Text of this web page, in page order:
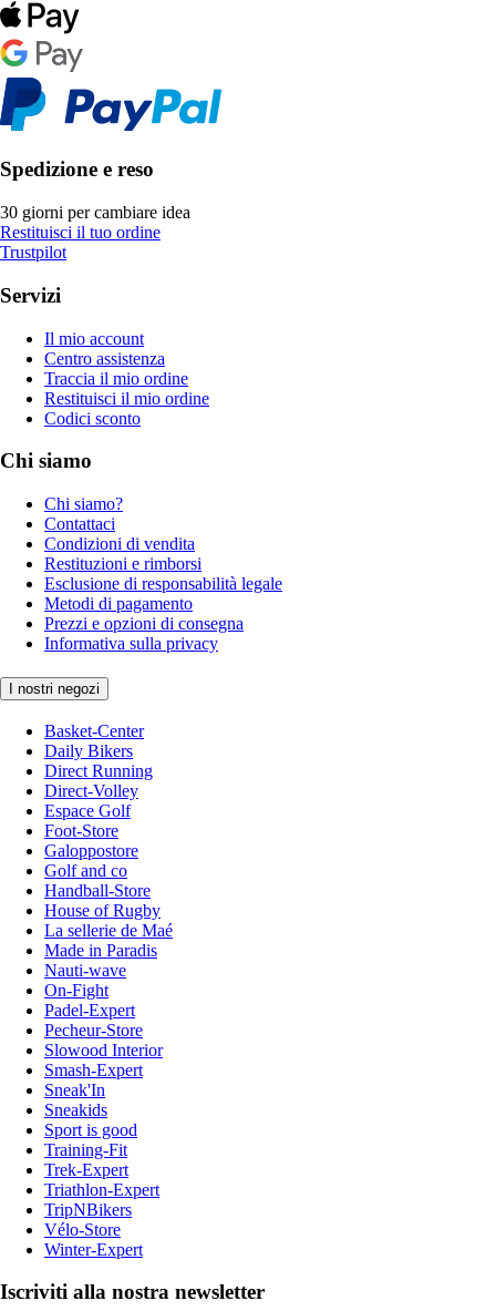
Spedizione e reso
30 giorni per cambiare idea
Restituisci il tuo ordine
Trustpilot
Servizi
Il mio account
Centro assistenza
Traccia il mio ordine
Restituisci il mio ordine
Codici sconto
Chi siamo
Chi siamo?
Contattaci
Condizioni di vendita
Restituzioni e rimborsi
Esclusione di responsabilità legale
Metodi di pagamento
Prezzi e opzioni di consegna
Informativa sulla privacy
I nostri negozi
Basket-Center
Daily Bikers
Direct Running
Direct-Volley
Espace Golf
Foot-Store
Galoppostore
Golf and co
Handball-Store
House of Rugby
La sellerie de Maé
Made in Paradis
Nauti-wave
On-Fight
Padel-Expert
Pecheur-Store
Slowood Interior
Smash-Expert
Sneak'In
Sneakids
Sport is good
Training-Fit
Trek-Expert
Triathlon-Expert
TripNBikers
Vélo-Store
Winter-Expert
Iscriviti alla nostra newsletter